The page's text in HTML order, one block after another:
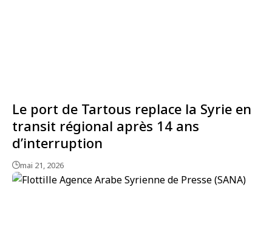
Le port de Tartous replace la Syrie en
transit régional après 14 ans
d’interruption
mai 21, 2026